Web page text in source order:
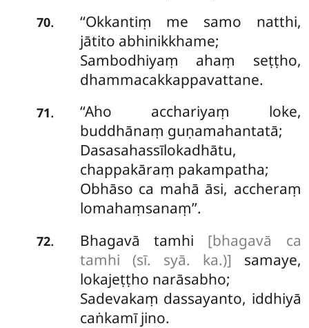
70.
‘‘Okkantiṃ me samo natthi,
jātito abhinikkhame;
Sambodhiyaṃ ahaṃ seṭṭho,
dhammacakkappavattane.
71.
‘‘Aho acchariyaṃ loke,
buddhānaṃ guṇamahantatā;
Dasasahassīlokadhātu,
chappakāraṃ pakampatha;
Obhāso ca mahā āsi, accheraṃ
lomahaṃsanaṃ’’.
72. Bhagavā tamhi [bhagavā ca
tamhi (sī. syā. ka.)] samaye,
lokajeṭṭho narāsabho;
Sadevakaṃ dassayanto, iddhiyā
caṅkamī jino.